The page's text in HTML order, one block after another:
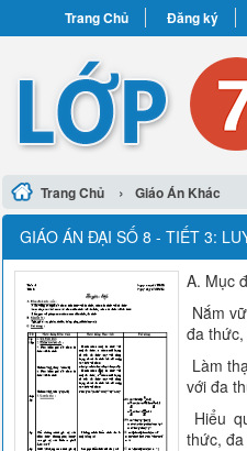
Trang Chủ Đăng ký
Trang Chủ › Giáo Án Khác
GIÁO ÁN ĐẠI SỐ 8 - TIẾT 3:
A. Mục
Nắm
đa
Làm
với đa
Hiểu
thức,